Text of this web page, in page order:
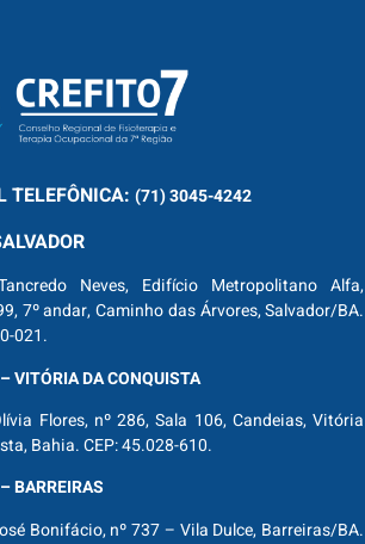
TELEFÔNICA: (71) 3045-4242
Neves, Edifício Metropolitano Alfa,
7º andar, Caminho das Árvores, Salvador/BA.
021.
VITÓRIA DA CONQUISTA
Flores, nº 286, Sala 106, Candeias, Vitória
Bahia. CEP: 45.028-610.
BARREIRAS
Bonifácio, nº 737 – Vila Dulce, Barreiras/BA.